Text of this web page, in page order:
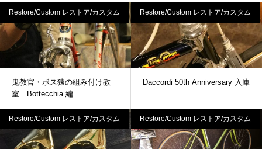
Restore/Custom レストア/カスタム
鬼教官・ボス猿の組み付け教
室 Bottecchia 編
Restore/Custom レストア/カスタム
Daccordi 50th Anniversary 入庫
Restore/Custom レストア/カスタム Restore/Custom レストア/カスタム